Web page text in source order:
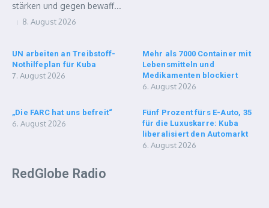
stärken und gegen bewaff...
8. August 2026
UN arbeiten an Treibstoff-
Nothilfeplan für Kuba
7. August 2026
Mehr als 7000 Container mit
Lebensmitteln und
Medikamenten blockiert
6. August 2026
„Die FARC hat uns befreit“
6. August 2026
Fünf Prozent fürs E-Auto, 35
für die Luxuskarre: Kuba
liberalisiert den Automarkt
6. August 2026
RedGlobe Radio